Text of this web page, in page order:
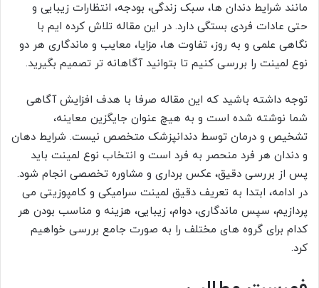
مانند شرایط دندان ها، سبک زندگی، بودجه، انتظارات زیبایی و
حتی عادات فردی بستگی دارد. در این مقاله تلاش کرده ایم با
نگاهی علمی و به روز، تفاوت ها، مزایا، معایب و ماندگاری هر دو
نوع لمینت را بررسی کنیم تا بتوانید آگاهانه تر تصمیم بگیرید.
توجه داشته باشید که این مقاله صرفا با هدف افزایش آگاهی
شما نوشته شده است و به هیچ عنوان جایگزین معاینه،
تشخیص و درمان توسط دندانپزشک متخصص نیست. شرایط دهان
و دندان هر فرد منحصر به فرد است و انتخاب نوع لمینت باید
پس از بررسی دقیق، عکس برداری و مشاوره تخصصی انجام شود.
در ادامه، ابتدا به تعریف دقیق لمینت سرامیکی و کامپوزیتی می
پردازیم، سپس ماندگاری، دوام، زیبایی، هزینه و مناسب بودن هر
کدام برای گروه های مختلف را به صورت جامع بررسی خواهیم
کرد.